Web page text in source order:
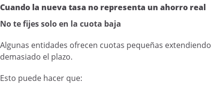
Cuando la nueva tasa no representa un ahorro real
No te fijes solo en la cuota baja
Algunas entidades ofrecen cuotas pequeñas extendiendo
demasiado el plazo.
Esto puede hacer que: